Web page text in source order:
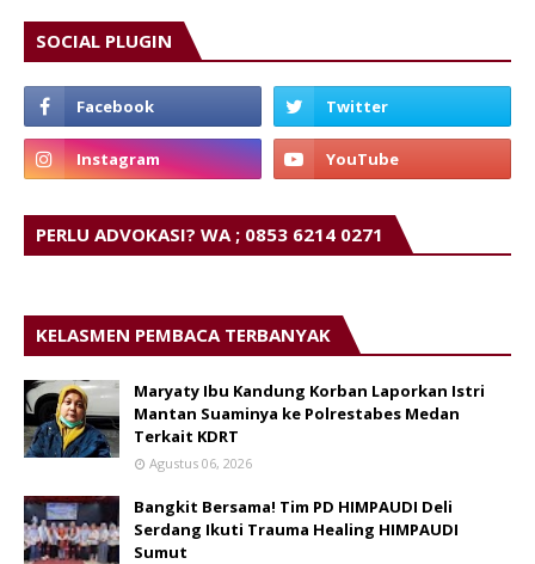
SOCIAL PLUGIN
PERLU ADVOKASI? WA ; 0853 6214 0271
KELASMEN PEMBACA TERBANYAK
Maryaty Ibu Kandung Korban Laporkan Istri
Mantan Suaminya ke Polrestabes Medan
Terkait KDRT
Agustus 06, 2026
Bangkit Bersama! Tim PD HIMPAUDI Deli
Serdang Ikuti Trauma Healing HIMPAUDI
Sumut